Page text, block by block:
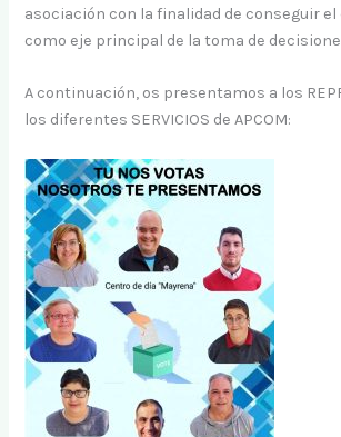
asociación con la finalidad de conseguir el
como eje principal de la toma de
A continuación, os presentamos a los
los diferentes SERVICIOS de APCOM: